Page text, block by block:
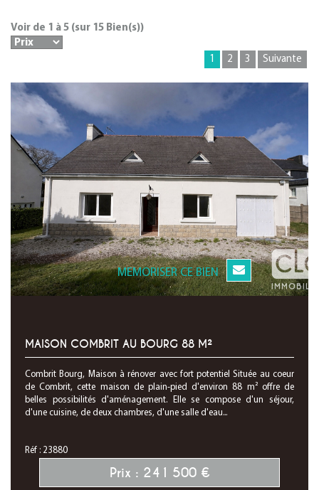
Voir de 1 à 5 (sur 15 Bien(s))
1 2 3 Suivante
MEMORISER CE BIEN
MAISON COMBRIT AU BOURG 88 M²
Combrit Bourg, Maison à rénover avec fort potentiel Située au coeur
de Combrit, cette maison de plain-pied d'environ 88 m² offre de
belles possibilités d'aménagement. Elle se compose d'un séjour,
d'une cuisine, de deux chambres, d'une salle d'eau...
Réf : 23880
Prix : 241 500 €